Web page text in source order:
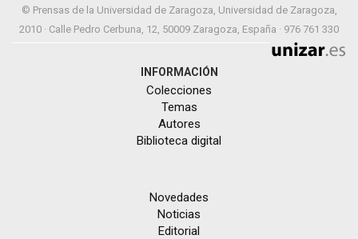
© Prensas de la Universidad de Zaragoza, Universidad de Zaragoza,
2010 · Calle Pedro Cerbuna, 12, 50009 Zaragoza, España · 976 761 330
INFORMACIÓN
Colecciones
Temas
Autores
Biblioteca digital
Novedades
Noticias
Editorial